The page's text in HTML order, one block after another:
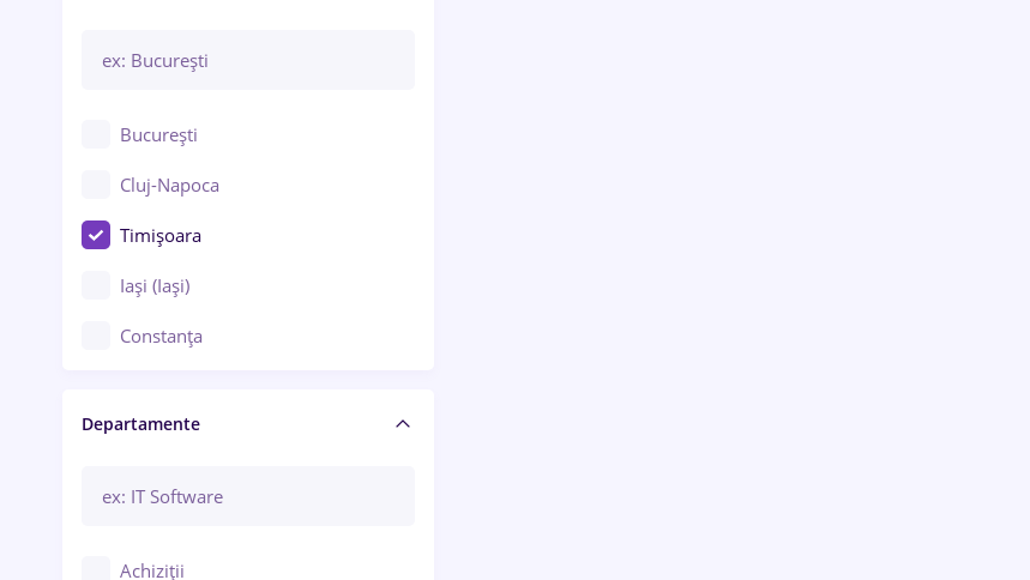
București
Cluj-Napoca
Timișoara
Iași (Iași)
Constanța
Brașov
Bacău
Departamente
Achiziții